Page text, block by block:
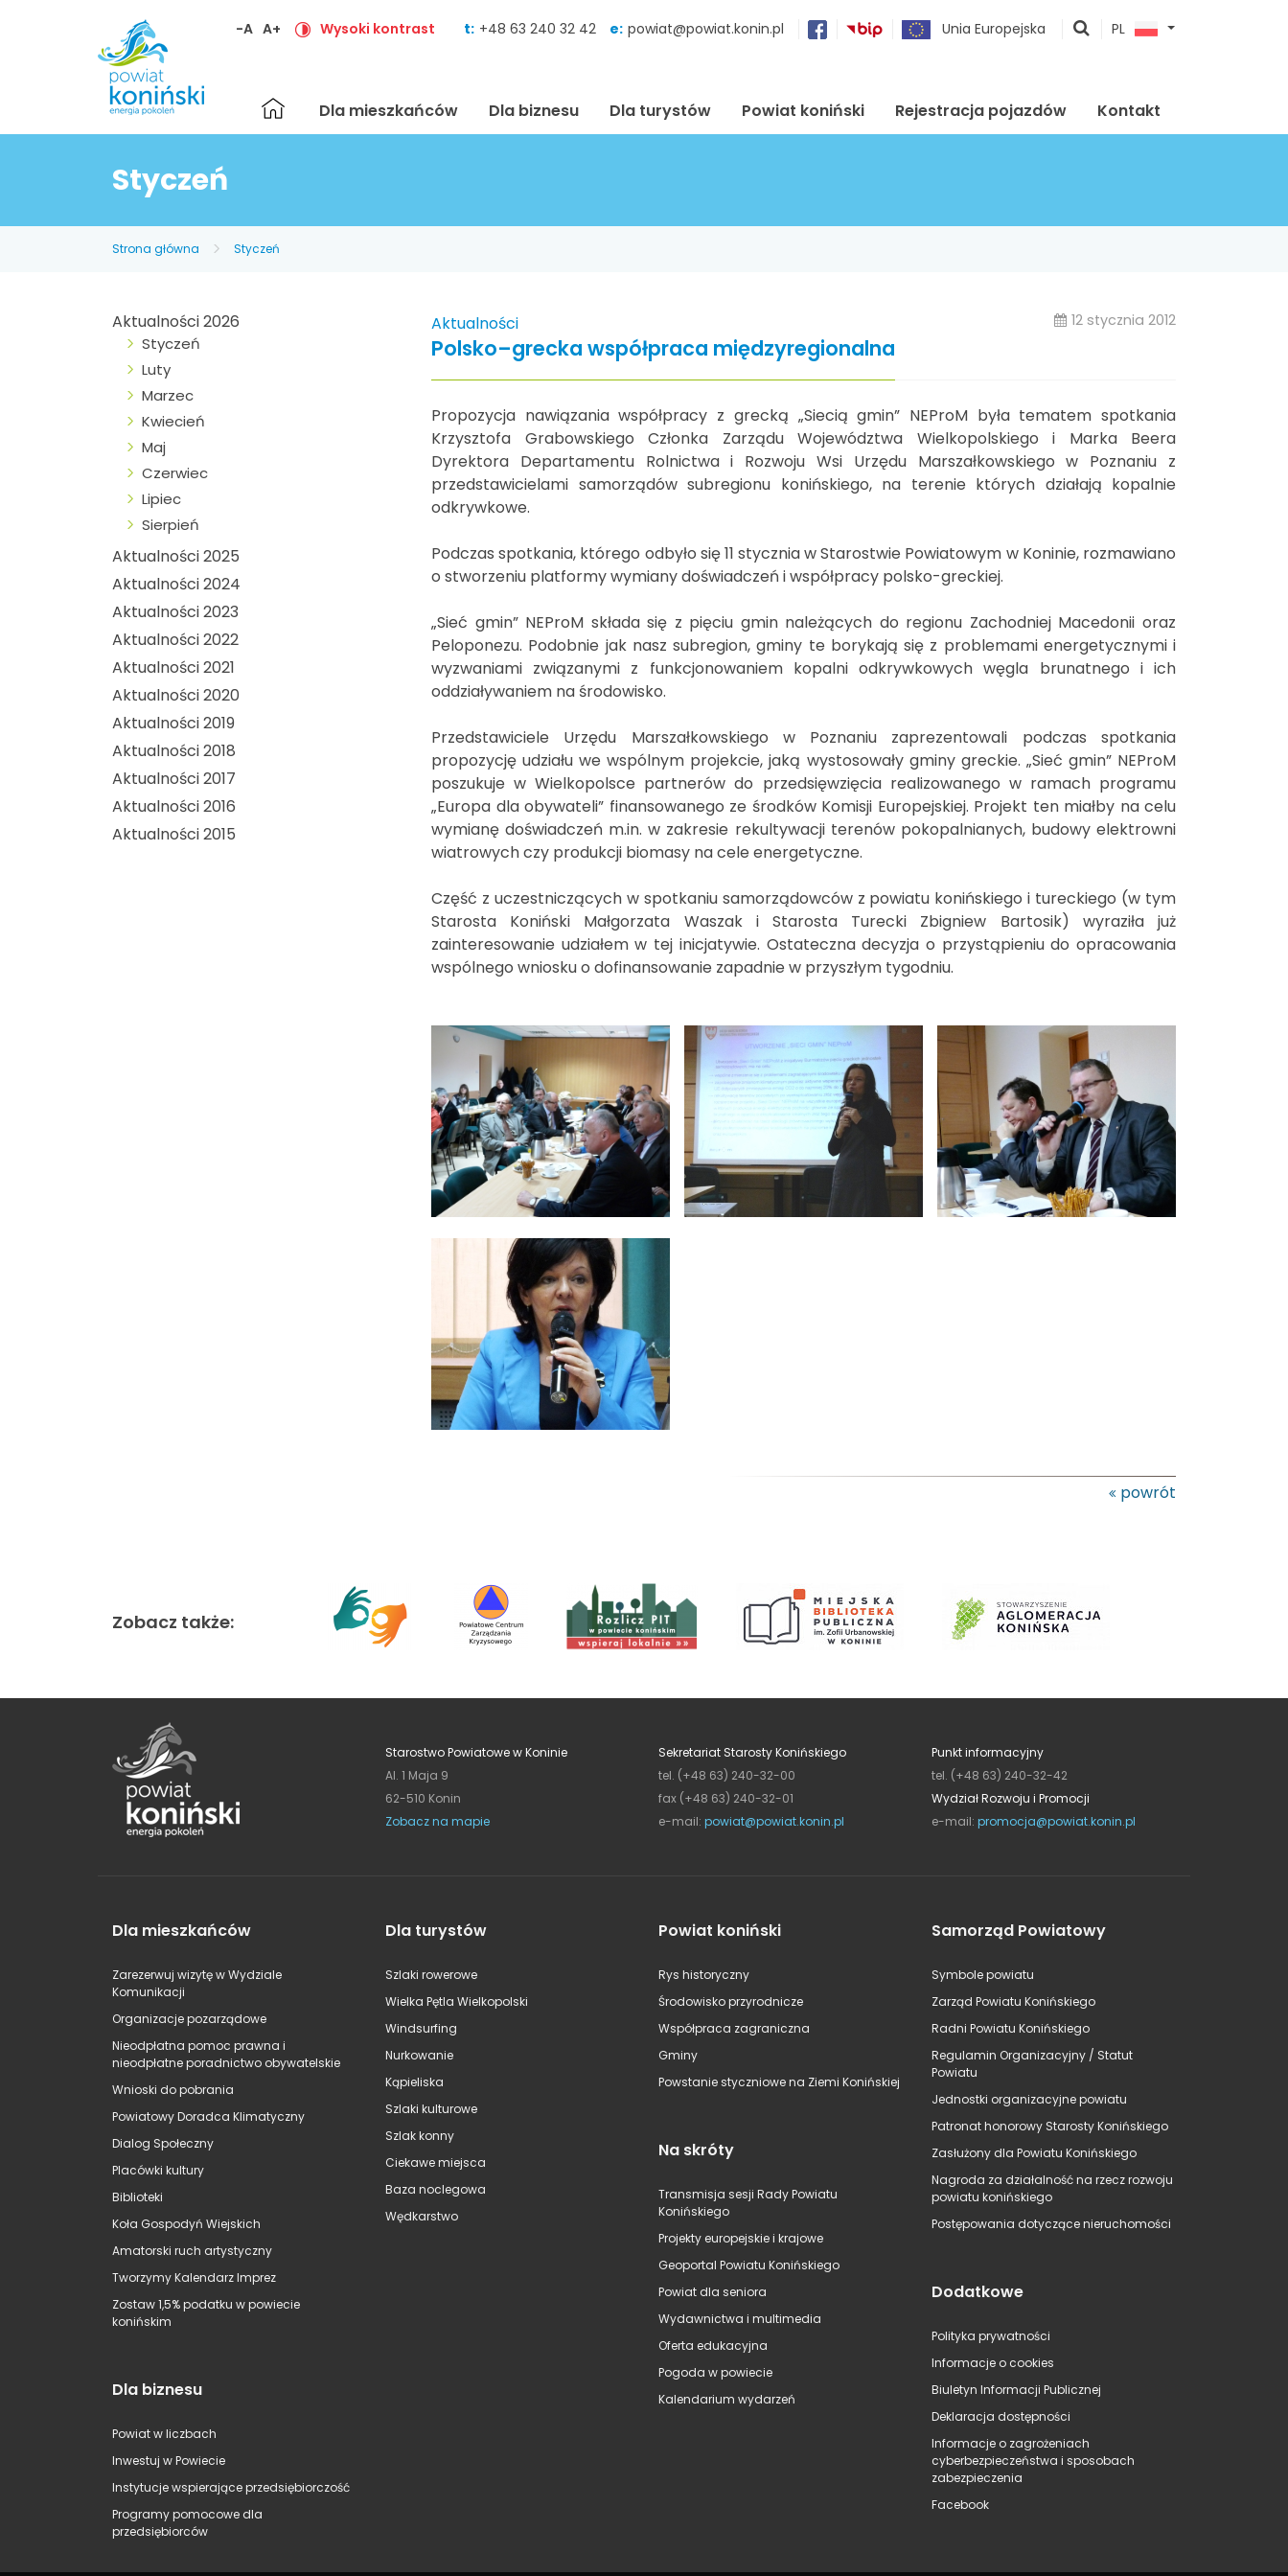
-A A+ Wysoki kontrast t: +48 63 240 32 42 e: powiat@powiat.konin.pl Unia Europejska
pokaż
PL
Strona
główna
Dla mieszkańców Dla biznesu Dla turystów Powiat koniński Rejestracja pojazdów Kontakt
Styczeń
Strona główna Styczeń
Aktualności 2026
Styczeń
Luty
Marzec
Kwiecień
Maj
Czerwiec
Lipiec
Sierpień
Aktualności 2025
Aktualności 2024
Aktualności 2023
Aktualności 2022
Aktualności 2021
Aktualności 2020
Aktualności 2019
Aktualności 2018
Aktualności 2017
Aktualności 2016
Aktualności 2015
Aktualności 12 stycznia 2012
Polsko–grecka współpraca międzyregionalna
Propozycja nawiązania współpracy z grecką „Siecią gmin” NEProM była tematem spotkania
Krzysztofa Grabowskiego Członka Zarządu Województwa Wielkopolskiego i Marka Beera
Dyrektora Departamentu Rolnictwa i Rozwoju Wsi Urzędu Marszałkowskiego w Poznaniu z
przedstawicielami samorządów subregionu konińskiego, na terenie których działają kopalnie
odkrywkowe.
Podczas spotkania, którego odbyło się 11 stycznia w Starostwie Powiatowym w Koninie, rozmawiano
o stworzeniu platformy wymiany doświadczeń i współpracy polsko-greckiej.
„Sieć gmin” NEProM składa się z pięciu gmin należących do regionu Zachodniej Macedonii oraz
Peloponezu. Podobnie jak nasz subregion, gminy te borykają się z problemami energetycznymi i
wyzwaniami związanymi z funkcjonowaniem kopalni odkrywkowych węgla brunatnego i ich
oddziaływaniem na środowisko.
Przedstawiciele Urzędu Marszałkowskiego w Poznaniu zaprezentowali podczas spotkania
propozycję udziału we wspólnym projekcie, jaką wystosowały gminy greckie. „Sieć gmin” NEProM
poszukuje w Wielkopolsce partnerów do przedsięwzięcia realizowanego w ramach programu
„Europa dla obywateli” finansowanego ze środków Komisji Europejskiej. Projekt ten miałby na celu
wymianę doświadczeń m.in. w zakresie rekultywacji terenów pokopalnianych, budowy elektrowni
wiatrowych czy produkcji biomasy na cele energetyczne.
Część z uczestniczących w spotkaniu samorządowców z powiatu konińskiego i tureckiego (w tym
Starosta Koniński Małgorzata Waszak i Starosta Turecki Zbigniew Bartosik) wyraziła już
zainteresowanie udziałem w tej inicjatywie. Ostateczna decyzja o przystąpieniu do opracowania
wspólnego wniosku o dofinansowanie zapadnie w przyszłym tygodniu.
powrót
Zobacz także:
Starostwo Powiatowe w Koninie
Al. 1 Maja 9
62-510 Konin
Zobacz na mapie
Sekretariat Starosty Konińskiego
tel. (+48 63) 240-32-00
fax (+48 63) 240-32-01
e-mail: powiat@powiat.konin.pl
Punkt informacyjny
tel. (+48 63) 240-32-42
Wydział Rozwoju i Promocji
e-mail: promocja@powiat.konin.pl
Dla mieszkańców
Zarezerwuj wizytę w Wydziale
Komunikacji
Organizacje pozarządowe
Nieodpłatna pomoc prawna i
nieodpłatne poradnictwo obywatelskie
Wnioski do pobrania
Powiatowy Doradca Klimatyczny
Dialog Społeczny
Placówki kultury
Biblioteki
Koła Gospodyń Wiejskich
Amatorski ruch artystyczny
Tworzymy Kalendarz Imprez
Zostaw 1,5% podatku w powiecie
konińskim
Dla biznesu
Powiat w liczbach
Inwestuj w Powiecie
Instytucje wspierające przedsiębiorczość
Programy pomocowe dla
przedsiębiorców
Dla turystów
Szlaki rowerowe
Wielka Pętla Wielkopolski
Windsurfing
Nurkowanie
Kąpieliska
Szlaki kulturowe
Szlak konny
Ciekawe miejsca
Baza noclegowa
Wędkarstwo
Powiat koniński
Rys historyczny
Środowisko przyrodnicze
Współpraca zagraniczna
Gminy
Powstanie styczniowe na Ziemi Konińskiej
Na skróty
Transmisja sesji Rady Powiatu
Konińskiego
Projekty europejskie i krajowe
Geoportal Powiatu Konińskiego
Powiat dla seniora
Wydawnictwa i multimedia
Oferta edukacyjna
Pogoda w powiecie
Kalendarium wydarzeń
Samorząd Powiatowy
Symbole powiatu
Zarząd Powiatu Konińskiego
Radni Powiatu Konińskiego
Regulamin Organizacyjny / Statut
Powiatu
Jednostki organizacyjne powiatu
Patronat honorowy Starosty Konińskiego
Zasłużony dla Powiatu Konińskiego
Nagroda za działalność na rzecz rozwoju
powiatu konińskiego
Postępowania dotyczące nieruchomości
Dodatkowe
Polityka prywatności
Informacje o cookies
Biuletyn Informacji Publicznej
Deklaracja dostępności
Informacje o zagrożeniach
cyberbezpieczeństwa i sposobach
zabezpieczenia
Facebook